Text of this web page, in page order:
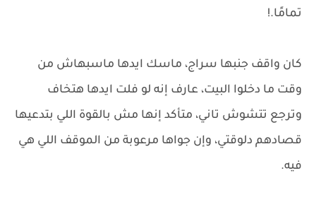
تمامًا.!
كان واقف جنبها سراج، ماسك ايدها ماسبهاش من
وقت ما دخلوا البيت، عارف إنه لو فلت ايدها هتخاف
وترجع تتشوش تاني، متأكد إنها مش بالقوة اللي بتدعيها
قصادهم دلوقتي، وإن جواها مرعوبة من الموقف اللي هي
فيه.